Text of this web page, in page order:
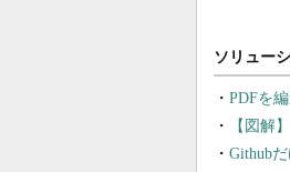
PDFを
【図解
Github